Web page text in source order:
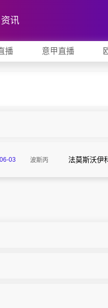
资讯
播 意甲直播
06-03 波斯丙 法莫斯沃伊